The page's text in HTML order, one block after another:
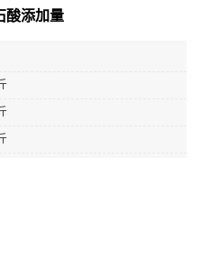
酸添加量